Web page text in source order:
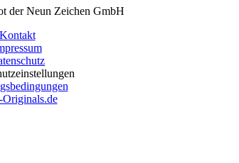
der Neun Zeichen GmbH
Kontakt